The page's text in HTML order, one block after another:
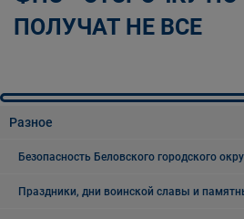
ПОЛУЧАТ НЕ ВСЕ
Разное
Безопасность Беловского городского
Праздники, дни воинской славы и